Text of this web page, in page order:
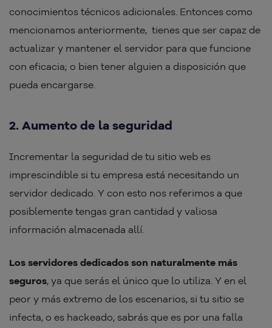
conocimientos técnicos adicionales. Entonces como
mencionamos anteriormente, tienes que ser capaz de
actualizar y mantener el servidor para que funcione
con eficacia; o bien tener alguien a disposición que
pueda encargarse.
2. Aumento de la seguridad
Incrementar la seguridad de tu sitio web es
imprescindible si tu empresa está necesitando un
servidor dedicado. Y con esto nos referimos a que
posiblemente tengas gran cantidad y valiosa
información almacenada allí.
Los servidores dedicados son naturalmente más
seguros, ya que serás el único que lo utiliza. Y en el
peor y más extremo de los escenarios, si tu sitio se
infecta, o es hackeado, sabrás que es por una falla